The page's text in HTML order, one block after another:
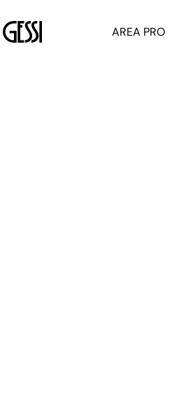
AREA PRO
2024